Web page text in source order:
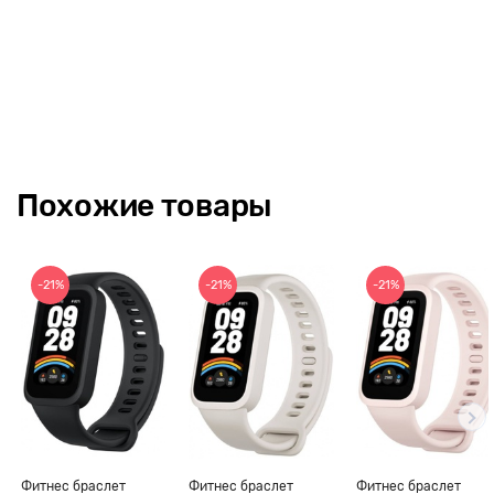
Похожие товары
-21%
Фитнес браслет
-21%
Фитнес браслет
-21%
Фитнес браслет